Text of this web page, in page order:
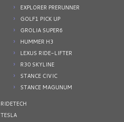
EXPLORER PRERUNNER
GOLF1 PICK UP
GROLIA SUPER6
HUMMER H3
LEXUS RIDE-LIFTER
R30 SKYLINE
STANCE CIVIC
STANCE MAGUNUM
RIDETECH
TESLA